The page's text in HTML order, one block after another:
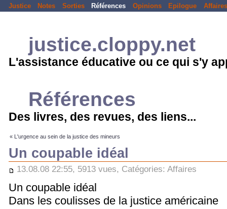
Justice Notes Sorties Références Opinions Epilogue Affaires
justice.cloppy.net
L'assistance éducative ou ce qui s'y
Références
Des livres, des revues, des liens...
« L'urgence au sein de la justice des mineurs
Un coupable idéal
13.08.08 22:55, 5913 vues, Catégories: Affaires
Un coupable idéal
Dans les coulisses de la justice américaine